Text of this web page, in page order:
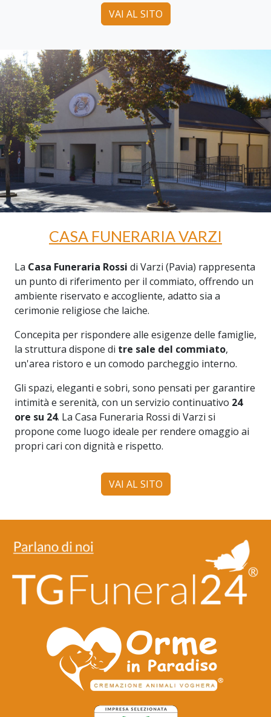
VAI AL SITO
CASA FUNERARIA VARZI
La Casa Funeraria Rossi di Varzi (Pavia) rappresenta
un punto di riferimento per il commiato, offrendo un
ambiente riservato e accogliente, adatto sia a
cerimonie religiose che laiche.
Concepita per rispondere alle esigenze delle famiglie,
la struttura dispone di tre sale del commiato,
un'area ristoro e un comodo parcheggio interno.
Gli spazi, eleganti e sobri, sono pensati per garantire
intimità e serenità, con un servizio continuativo 24
ore su 24. La Casa Funeraria Rossi di Varzi si
propone come luogo ideale per rendere omaggio ai
propri cari con dignità e rispetto.
VAI AL SITO